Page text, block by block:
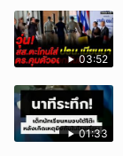
03:52
01:33